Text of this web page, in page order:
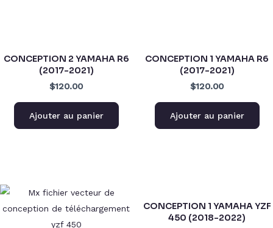
CONCEPTION 2 YAMAHA R6
(2017-2021)
$120.00
Ajouter au panier
CONCEPTION 1 YAMAHA R6
(2017-2021)
$120.00
Ajouter au panier
CONCEPTION 1 YAMAHA YZF
450 (2018-2022)